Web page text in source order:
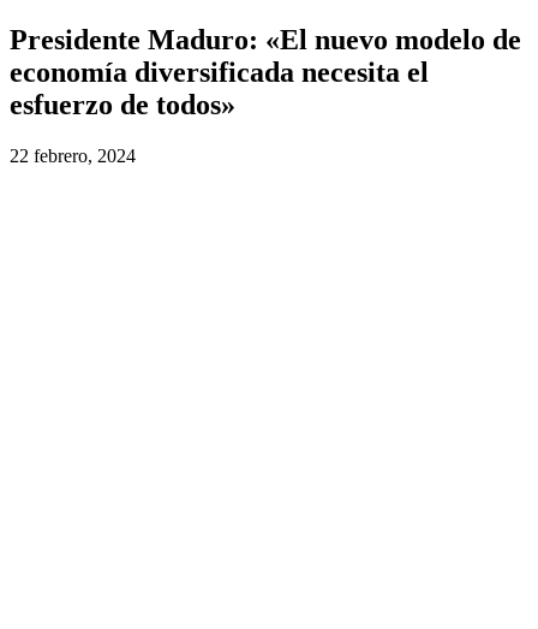
Presidente Maduro: «El nuevo modelo de
economía diversificada necesita el
esfuerzo de todos»
22 febrero, 2024